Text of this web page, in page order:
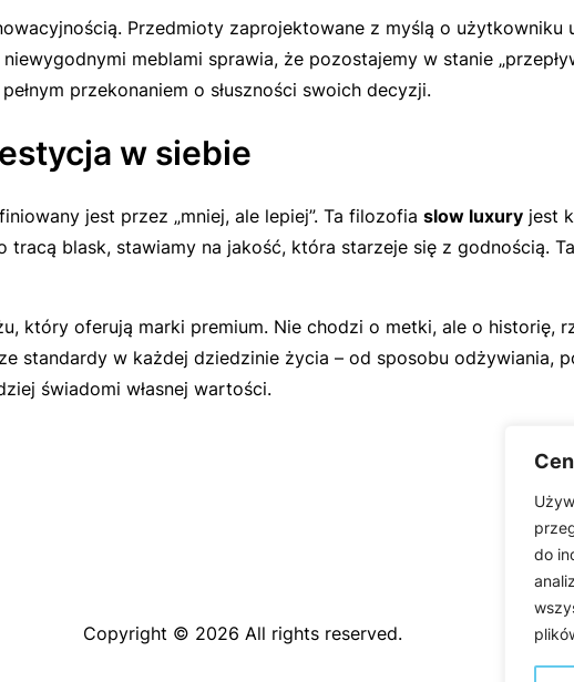
do
Przedmioty zaprojektowane z myślą o użytkowniku
meblami sprawia, że pozostajemy w stanie
przekonaniem o słuszności swoich decyzji.
w siebie
jest przez „mniej, ale lepiej”. Ta filozofia slow luxury jest
blask, stawiamy na jakość, która starzeje się z godnością.
który oferują marki premium. Nie chodzi o metki, ale o historię,
standardy w każdej dziedzinie życia – od sposobu odżywiania,
świadomi własnej wartości.
Copyright © 2026 All rights reserved.